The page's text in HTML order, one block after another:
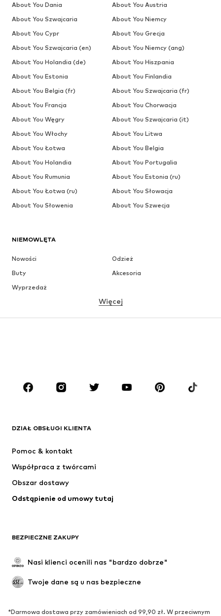
NIEMOWLĘTA
Nowości
Odzież
Buty
Akcesoria
Wyprzedaż
MARKI
Next
ADIDAS PERFORMANCE
Więcej
DZIAŁ OBSŁUGI KLIENTA
Pomoc & kontakt
Współpraca z twórcami
Obszar dostawy
Odstąpienie od umowy tutaj
BEZPIECZNE ZAKUPY
Nasi klienci ocenili nas "bardzo dobrze"
Twoje dane są u nas bezpieczne
*Darmowa dostawa przy zamówieniach od 99,90 zł. W przeciwnym
About You Dania
About You Austria
About You Szwajcaria
About You Niemcy
About You Cypr
About You Grecja
About You Szwajcaria (en)
About You Niemcy (ang)
About You Holandia (de)
About You Hiszpania
About You Estonia
About You Finlandia
About You Belgia (fr)
About You Szwajcaria (fr)
About You Francja
About You Chorwacja
About You Węgry
About You Szwajcaria (it)
About You Włochy
About You Litwa
About You Łotwa
About You Belgia
About You Holandia
About You Portugalia
About You Rumunia
About You Estonia (ru)
About You Łotwa (ru)
About You Słowacja
About You Słowenia
About You Szwecja